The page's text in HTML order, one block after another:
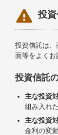
 投
投資信託は
面等をよく
投資信託
主な投資
組み入れ
主な投資
金利の変